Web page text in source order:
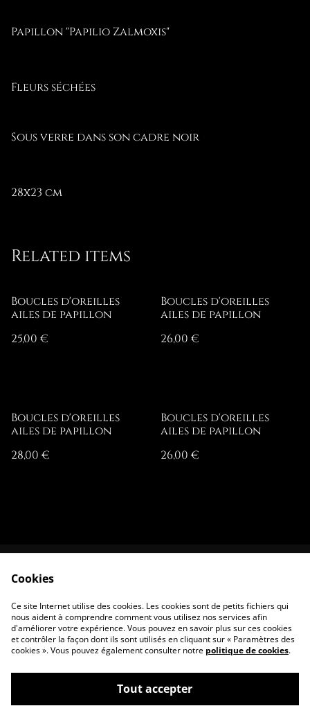
Papillon "Papilio Zalmoxis"
Fleurs séchées
Sous verre dans son cadre noir
28x23 cm
Related items
Boucles d'oreilles
ailes de papillon
25,00 €
Boucles d'oreilles
ailes de papillon
26,00 €
Boucles d'oreilles
ailes de papillon
28,00 €
Boucles d'oreilles
ailes de papillon
26,00 €
Contactez-nous
confidentialité
cookies
Cookies
Ce site Internet utilise des cookies. Les cookies sont de petits fichiers qui
nous aident à comprendre comment vous utilisez nos services afin
d'améliorer votre expérience. Vous pouvez en savoir plus sur ces cookies
et contrôler la façon dont ils sont utilisés en cliquant sur « Paramètres des
cookies ». Vous pouvez également consulter notre politique de cookies.
Tout accepter